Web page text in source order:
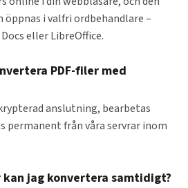
öppnas i valfri ordbehandlare –
eller LibreOffice.
PDF-filer med
anslutning, bearbetas
permanent från våra servrar inom
kan jag konvertera samtidigt?